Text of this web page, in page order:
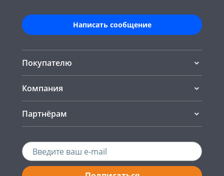
Написать сообщение
Покупателю
Компания
Партнёрам